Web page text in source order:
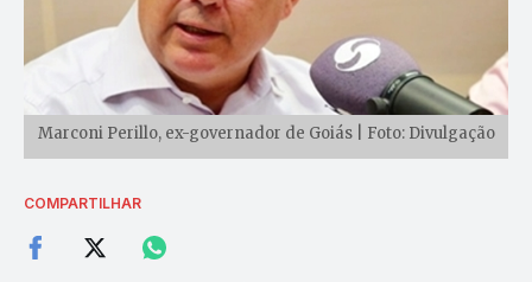
Marconi Perillo, ex-governador de Goiás | Foto: Divulgação
COMPARTILHAR